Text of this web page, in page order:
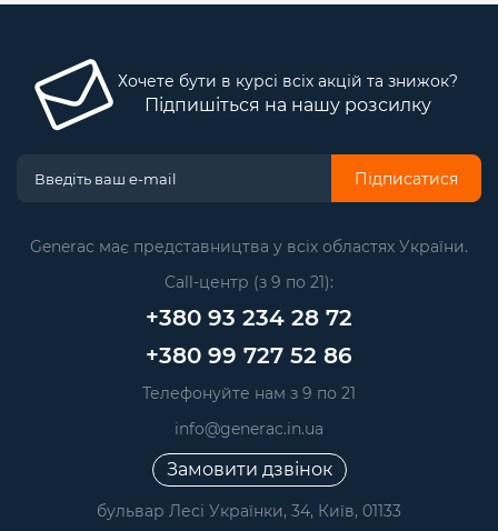
Хочете бути в курсі всіх акцій та знижок?
Підпишіться на нашу розсилку
Підписатися
Generac має представництва у всіх областях України.
Call-центр (з 9 по 21):
+380 93 234 28 72
+380 99 727 52 86
Телефонуйте нам з 9 по 21
info@generac.in.ua
Замовити дзвінок
бульвар Лесі Українки, 34, Київ, 01133